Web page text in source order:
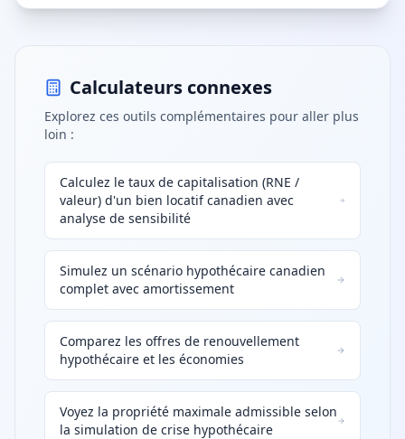
Calculateurs connexes
Explorez ces outils complémentaires pour aller plus
loin :
Calculez le taux de capitalisation (RNE /
valeur) d'un bien locatif canadien avec
analyse de sensibilité
Simulez un scénario hypothécaire canadien
complet avec amortissement
Comparez les offres de renouvellement
hypothécaire et les économies
Voyez la propriété maximale admissible selon
la simulation de crise hypothécaire